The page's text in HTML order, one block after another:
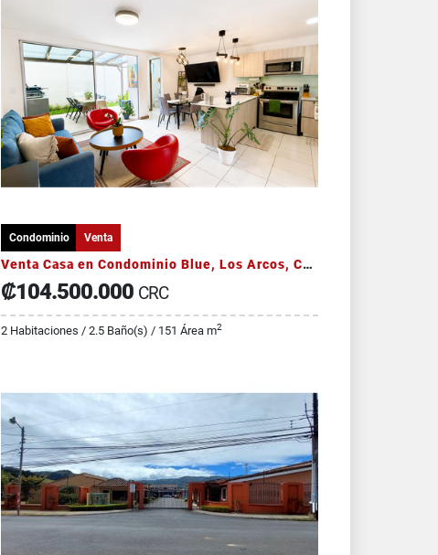
Condominio Venta
Venta Casa en Condominio Blue, Los Arcos, Cariari, Belén
₡104.500.000 CRC
2 Habitaciones / 2.5 Baño(s) / 151 Área m2